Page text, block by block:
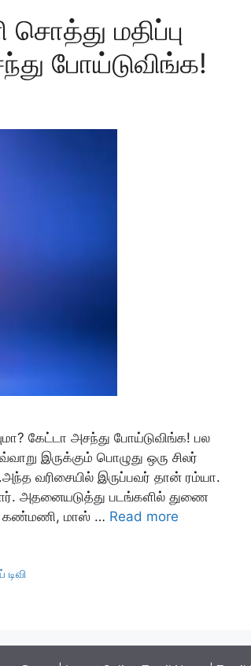
சொத்து மதிப்பு
போய்டுவிங்க!
கேட்டா அசந்து போய்டுவிங்க! பல
இருக்கும் பொழுது ஒரு சிலர்
வரிசையில் இருப்பவர் தான் ரம்யா.
அதனையடுத்து படங்களில் துணை
கண்மணி, மாஸ் … Read more
டிவி